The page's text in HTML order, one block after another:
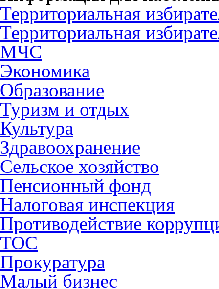
Территориальная
Территориальная
МЧС
Экономика
Образование
Туризм и отдых
Культура
Здравоохранение
Сельское хозяйство
Пенсионный фонд
Налоговая инспекция
Противодействие
ТОС
Прокуратура
Малый бизнес